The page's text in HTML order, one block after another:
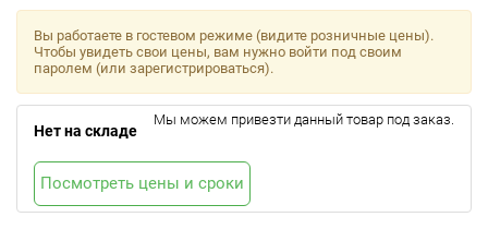
Вы работаете в гостевом режиме (видите розничные цены).
Чтобы увидеть свои цены, вам нужно войти под своим
паролем (или зарегистрироваться).
Нет на складе
Мы можем привезти данный товар под заказ.
Посмотреть цены и сроки